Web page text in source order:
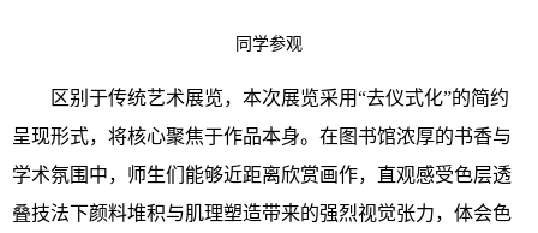
同学参观
区别于传统艺术展览，本次展览采用“去仪式化”的简约
呈现形式，将核心聚焦于作品本身。在图书馆浓厚的书香与
学术氛围中，师生们能够近距离欣赏画作，直观感受色层透
叠技法下颜料堆积与肌理塑造带来的强烈视觉张力，体会色